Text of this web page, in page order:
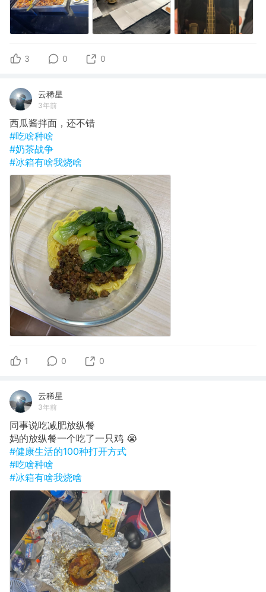
3 0 0
云稀星
3年前
西瓜酱拌面，还不错
#吃啥种啥
#奶茶战争
#冰箱有啥我烧啥
1 0 0
云稀星
3年前
同事说吃减肥放纵餐
妈的放纵餐一个吃了一只鸡 😭
#健康生活的100种打开方式
#吃啥种啥
#冰箱有啥我烧啥